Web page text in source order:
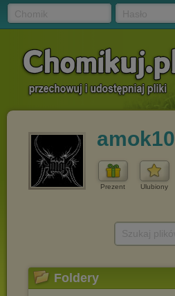
amok10
Prezent Ulubiony
Foldery